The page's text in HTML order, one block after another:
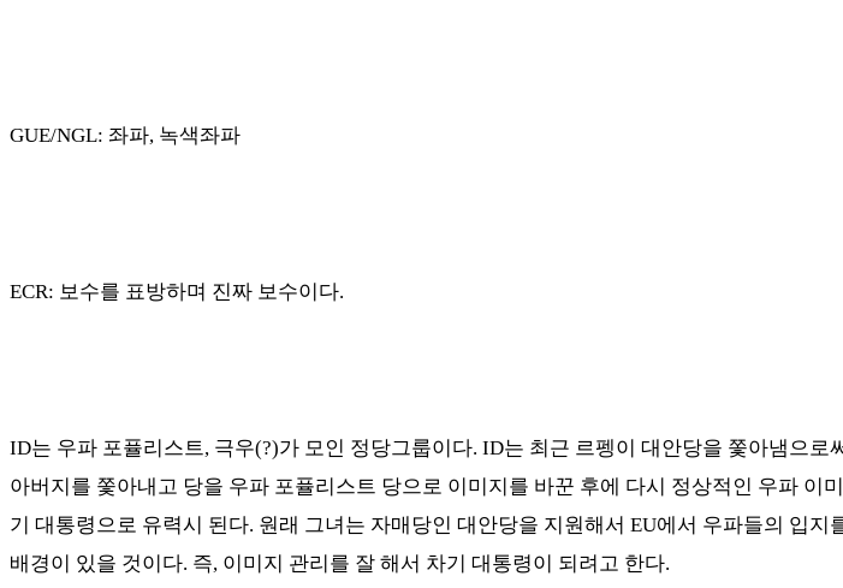
GUE/NGL: 좌파, 녹색좌파
ECR: 보수를 표방하며 진짜 보수이다.
ID는 우파 포퓰리스트, 극우(?)가 모인 정당그룹이다. ID는 최근 르펭이 대안당을 쫓아냄으로
아버지를 쫓아내고 당을 우파 포퓰리스트 당으로 이미지를 바꾼 후에 다시 정상적인 우파 이
기 대통령으로 유력시 된다. 원래 그녀는 자매당인 대안당을 지원해서 EU에서 우파들의 입지
배경이 있을 것이다. 즉, 이미지 관리를 잘 해서 차기 대통령이 되려고 한다.